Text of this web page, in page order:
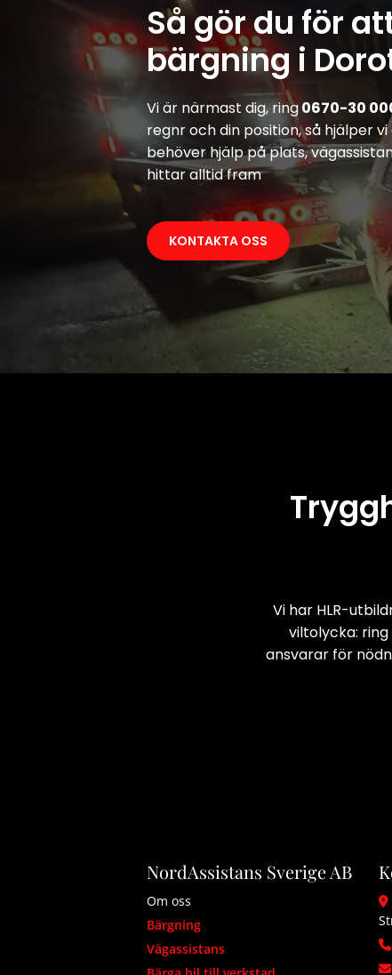
Så gör du för
bärgning i
Vi är närmast dig, ring0670-30
regnr och din position, så hjälper
behöver hjälp på plats,
hittar alltid fram
KONTAKTA OSS
Vi har HLR-
viltolycka:
ansvarar för
NordAssistans Sverige AB
Om oss
Bärgning
Vägassistans


